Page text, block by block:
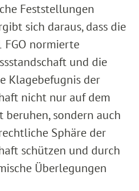
Feststellungen
sich daraus, dass die
FGO normierte
und die
Klagebefugnis der
nicht nur auf dem
beruhen, sondern auch
Sphäre der
schützen und durch
Überlegungen